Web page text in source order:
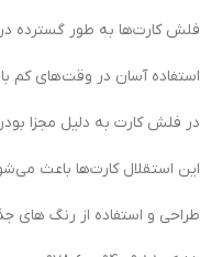
فلش کارت‌ها به طور گسترده در
استفاده آسان در وقت‌هاي كم
در فلش كارت به دليل مجزا
اين استقلال كارت‌ها باعث
طراحی و استفاده از رنگ های